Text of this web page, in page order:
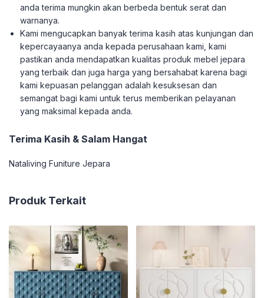
anda terima mungkin akan berbeda bentuk serat dan
warnanya.
Kami mengucapkan banyak terima kasih atas kunjungan dan
kepercayaanya anda kepada perusahaan kami, kami
pastikan anda mendapatkan kualitas produk mebel jepara
yang terbaik dan juga harga yang bersahabat karena bagi
kami kepuasan pelanggan adalah kesuksesan dan
semangat bagi kami untuk terus memberikan pelayanan
yang maksimal kepada anda.
Terima Kasih & Salam Hangat
Nataliving Funiture Jepara
Produk Terkait